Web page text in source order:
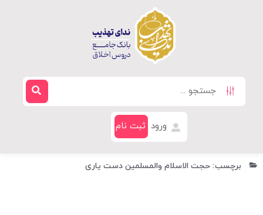
ورود ثبت نام
برچسب: حجت الاسلام والمسلمین دست یاری